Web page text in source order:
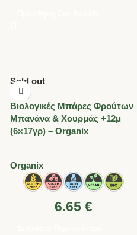
Sold out
Βιολογικές Μπάρες Φρούτων
Μπανάνα & Χουρμάς +12μ
(6×17γρ) – Organix
Organix
6.65 €